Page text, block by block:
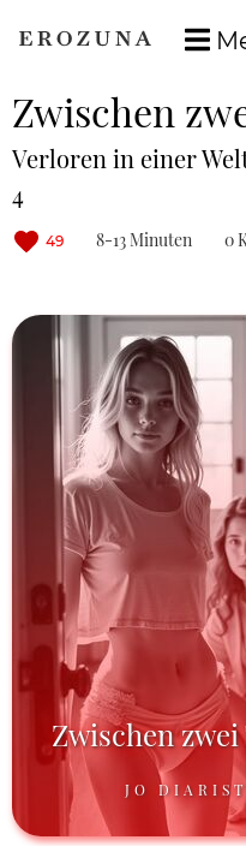
Zwischen
Verloren in einer
4
49 8-13 Minuten 0
Zwischen
JO DIARIST